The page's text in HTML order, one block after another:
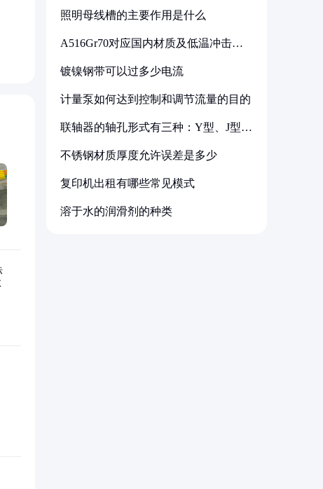
照明母线槽的主要作用是什么
A516Gr70对应国内材质及低温冲击要
镀镍钢带可以过多少电流
计量泵如何达到控制和调节流量的目的
联轴器的轴孔形式有三种：Y型、J型、
不锈钢材质厚度允许误差是多少
复印机出租有哪些常见模式
溶于水的润滑剂的种类